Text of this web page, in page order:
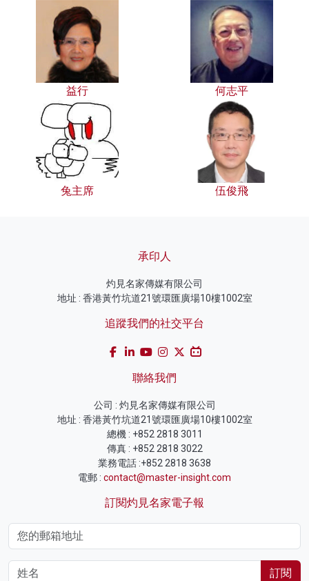
益行 何志平
兔主席 伍俊飛
承印人
灼見名家傳媒有限公司
地址 : 香港黃竹坑道21號環匯廣場10樓1002室
追蹤我們的社交平台
聯絡我們
公司 : 灼見名家傳媒有限公司
地址 : 香港黃竹坑道21號環匯廣場10樓1002室
總機 : +852 2818 3011
傳真 : +852 2818 3022
業務電話 :+852 2818 3638
電郵 : contact@master-insight.com
訂閱灼見名家電子報
訂閱